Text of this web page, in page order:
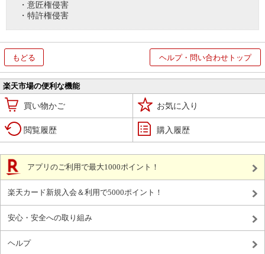
・意匠権侵害
・特許権侵害
もどる ヘルプ・問い合わせトップ
楽天市場の便利な機能
買い物かご お気に入り
閲覧履歴 購入履歴
アプリのご利用で最大1000ポイント！
楽天カード新規入会＆利用で5000ポイント！
安心・安全への取り組み
ヘルプ